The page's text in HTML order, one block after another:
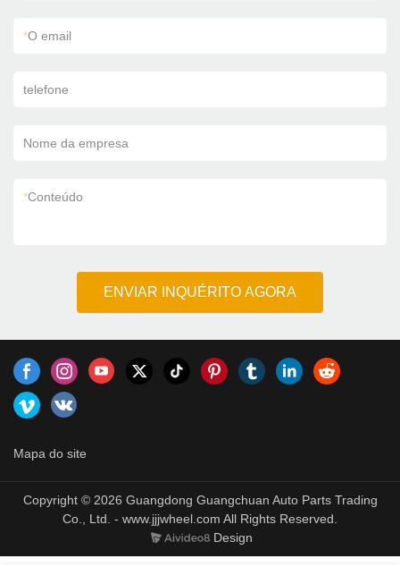
*O email
telefone
Nome da empresa
*Conteúdo
ENVIAR INQUÉRITO AGORA
Mapa do site
Copyright © 2026 Guangdong Guangchuan Auto Parts Trading
Co., Ltd. - www.jjjwheel.com All Rights Reserved.
Design